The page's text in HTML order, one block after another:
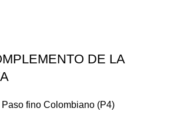
DE LA
Paso fino Colombiano (P4)